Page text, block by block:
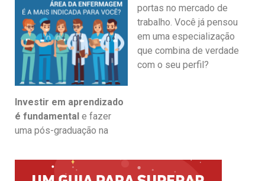
Investir em aprendizado
é fundamental e fazer
uma pós-graduação na
portas no mercado de
trabalho. Você já pensou
em uma especialização
que combina de verdade
com o seu perfil?